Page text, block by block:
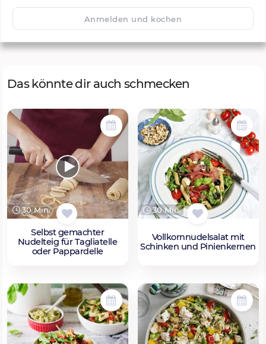
Anmelden und kochen
🙂 Speichern
Das könnte dir auch schmecken
30 Min.
Selbst gemachter
Nudelteig für Tagliatelle
oder Pappardelle
30 Min.
Vollkornnudelsalat mit
Schinken und Pinienkernen